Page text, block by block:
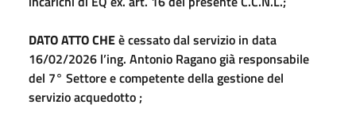
DATO ATTO CHEè cessato dal servizio in data
16/02/2026 l’ing. Antonio Ragano già responsabile
del 7° Settore e competente della gestione del
servizio acquedotto ;